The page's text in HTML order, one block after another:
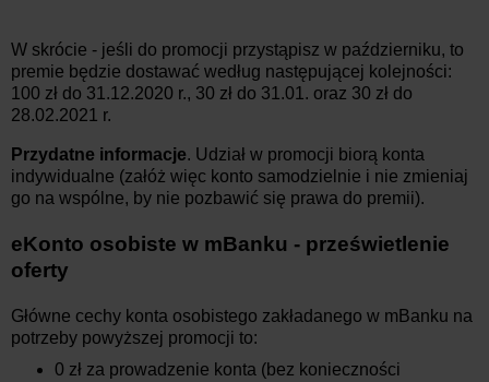
W skrócie - jeśli do promocji przystąpisz w październiku, to
premie będzie dostawać według następującej kolejności:
100 zł do 31.12.2020 r., 30 zł do 31.01. oraz 30 zł do
28.02.2021 r.
Przydatne informacje. Udział w promocji biorą konta
indywidualne (załóż więc konto samodzielnie i nie zmieniaj
go na wspólne, by nie pozbawić się prawa do premii).
eKonto osobiste w mBanku - prześwietlenie
oferty
Główne cechy konta osobistego zakładanego w mBanku na
potrzeby powyższej promocji to:
0 zł za prowadzenie konta (bez konieczności